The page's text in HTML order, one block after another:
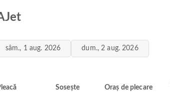
sâm., 1 aug. 2026 dum., 2 aug. 2026
Sosește Oraș de plecare